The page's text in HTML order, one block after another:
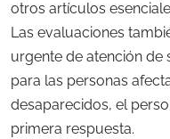
otros artículos
Las evaluaciones
urgente de atención
para las personas
desaparecidos, el
primera respuesta.